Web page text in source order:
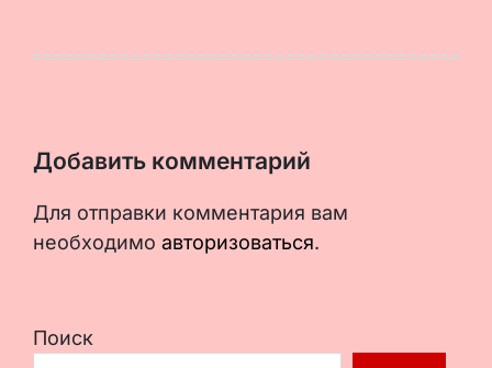
Добавить комментарий
Для отправки комментария вам
необходимо авторизоваться.
Поиск